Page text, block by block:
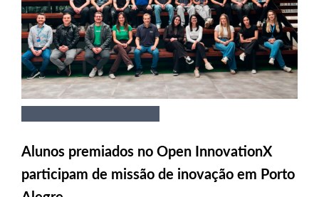
Alunos premiados no Open InnovationX
participam de missão de inovação em Porto